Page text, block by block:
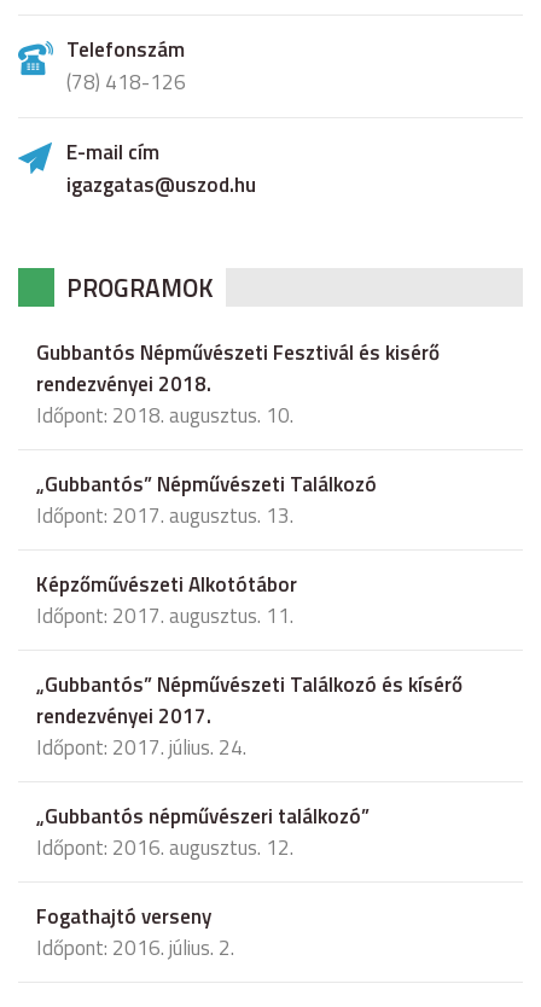
Telefonszám
(78) 418-126
E-mail cím
igazgatas@uszod.hu
PROGRAMOK
Gubbantós Népművészeti Fesztivál és kisérő
rendezvényei 2018.
Időpont: 2018. augusztus. 10.
„Gubbantós” Népművészeti Találkozó
Időpont: 2017. augusztus. 13.
Képzőművészeti Alkotótábor
Időpont: 2017. augusztus. 11.
„Gubbantós” Népművészeti Találkozó és kísérő
rendezvényei 2017.
Időpont: 2017. július. 24.
„Gubbantós népművészeri találkozó”
Időpont: 2016. augusztus. 12.
Fogathajtó verseny
Időpont: 2016. július. 2.